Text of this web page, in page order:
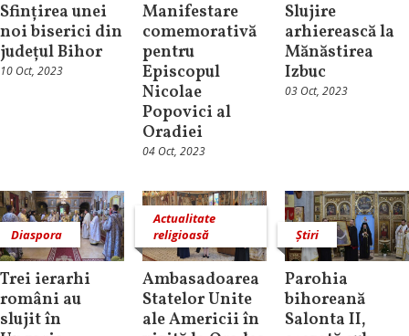
Sfințirea unei
noi biserici din
județul Bihor
10 Oct, 2023
Manifestare
comemorativă
pentru
Episcopul
Nicolae
Popovici al
Oradiei
04 Oct, 2023
Slujire
arhierească la
Mănăstirea
Izbuc
03 Oct, 2023
Diaspora
Trei ierarhi
români au
slujit în
Actualitate
religioasă
Ambasadoarea
Statelor Unite
ale Americii în
Știri
Parohia
bihoreană
Salonta II,